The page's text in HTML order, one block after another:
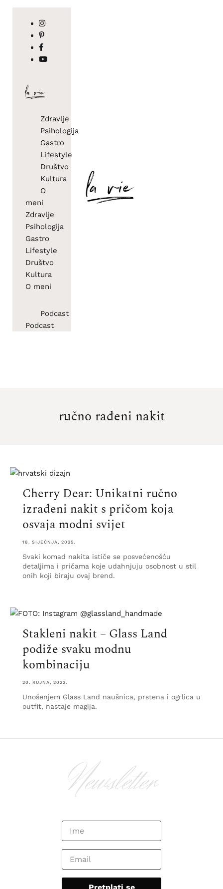
Zdravlje
Psihologija
Gastro
Lifestyle
Društvo
Kultura
O
meni
Zdravlje
Psihologija
Gastro
Lifestyle
Društvo
Kultura
O meni
Podcast
Podcast
ručno rađeni nakit
Cherry Dear: Unikatni ručno
izrađeni nakit s pričom koja
osvaja modni svijet
18. SIJEČNJA, 2025.
Svaki komad nakita ističe se posvećenošću
detaljima i pričama koje udahnjuju osobnost u stil
onih koji biraju ovaj brend.
Stakleni nakit – Glass Land
podiže svaku modnu
kombinaciju
20. RUJNA, 2022.
Unošenjem Glass Land naušnica, prstena i ogrlica u
outfit, nastaje magija.
Newsletter